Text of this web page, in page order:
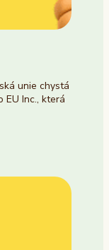
unie chystá
EU Inc., která